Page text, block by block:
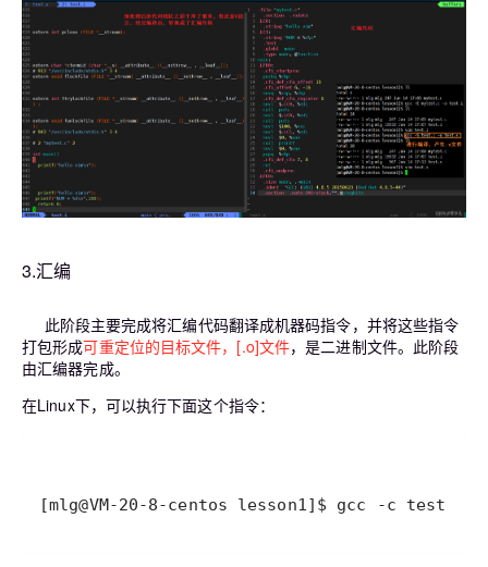
3.汇编
此阶段主要完成将汇编代码翻译成机器码指令，并将这些指令
打包形成可重定位的目标文件，[.o]文件，是二进制文件。此阶段
由汇编器完成。
在Linux下，可以执行下面这个指令：
[mlg@VM-20-8-centos lesson1]$ gcc -c test.s